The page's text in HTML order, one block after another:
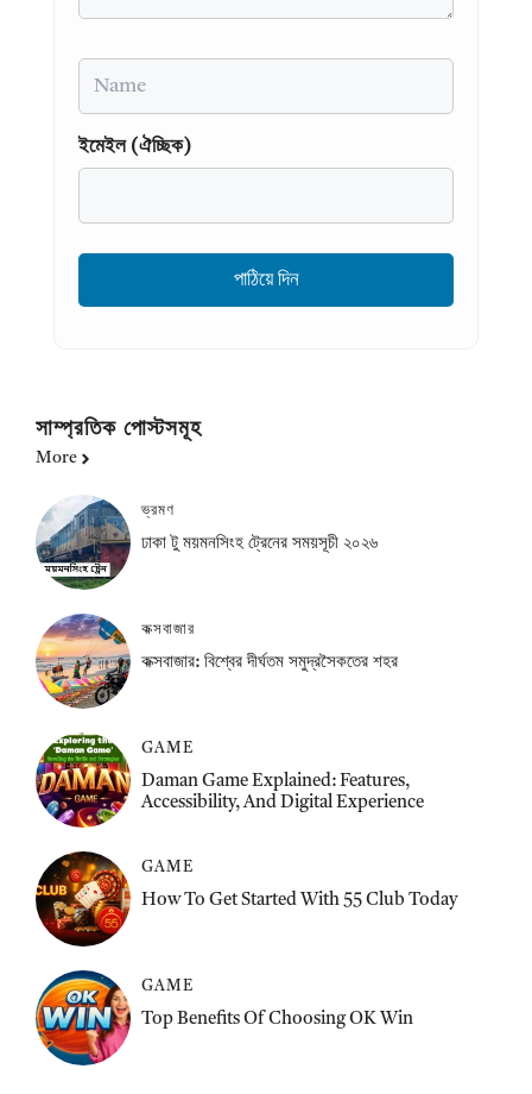
ইমেইল (ঐচ্ছিক)
সাম্প্রতিক পোস্টসমূহ
More
ভ্রমণ
ঢাকা টু ময়মনসিংহ ট্রেনের সময়সূচী ২০২৬
কক্সবাজার
কক্সবাজার: বিশ্বের দীর্ঘতম সমুদ্রসৈকতের শহর
GAME
Daman Game Explained: Features,
Accessibility, And Digital Experience
GAME
How To Get Started With 55 Club Today
GAME
Top Benefits Of Choosing OK Win